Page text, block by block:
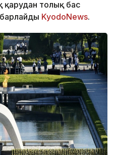
толық бас
KyodoNews.